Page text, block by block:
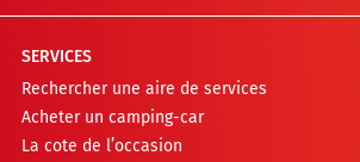
SERVICES
Rechercher une aire de services
Acheter un camping-car
La cote de l’occasion